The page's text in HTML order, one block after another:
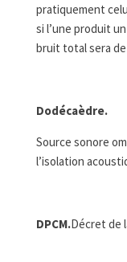
pratiquement
si l’une produit
bruit total sera de
Dodécaèdre.
Source sonore
l’isolation
DPCM.Décret de